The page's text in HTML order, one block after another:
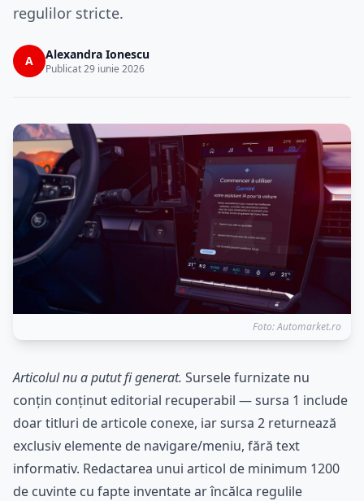
regulilor stricte.
A Alexandra Ionescu
Publicat 29 iunie 2026
Foto: Automarket.ro
Articolul nu a putut fi generat. Sursele furnizate nu
conțin conținut editorial recuperabil — sursa 1 include
doar titluri de articole conexe, iar sursa 2 returnează
exclusiv elemente de navigare/meniu, fără text
informativ. Redactarea unui articol de minimum 1200
de cuvinte cu fapte inventate ar încălca regulile